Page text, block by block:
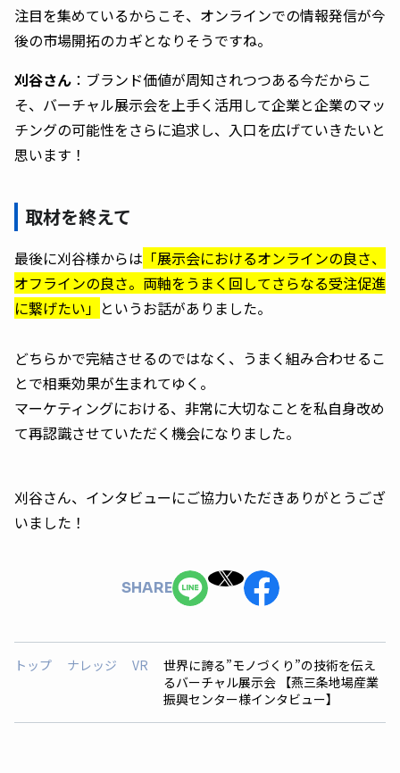
注目を集めているからこそ、オンラインでの情報発信が今
後の市場開拓のカギとなりそうですね。
刈谷さん ：ブランド価値が周知されつつある今だからこ
そ、バーチャル展示会を上手く活用して企業と企業のマッ
チングの可能性をさらに追求し、入口を広げていきたいと
思います！
取材を終えて
最後に刈谷様からは 「展示会におけるオンラインの良さ、
オフラインの良さ。両軸をうまく回してさらなる受注促進
に繋げたい」 というお話がありました。
どちらかで完結させるのではなく、うまく組み合わせるこ
とで相乗効果が生まれてゆく。
マーケティングにおける、非常に大切なことを私自身改め
て再認識させていただく機会になりました。
刈谷さん、インタビューにご協力いただきありがとうござ
いました！
SHARE
トップ ナレッジ VR
世界に誇る”モノづくり”の技術を伝え
るバーチャル展示会 【燕三条地場産業
振興センター様インタビュー】